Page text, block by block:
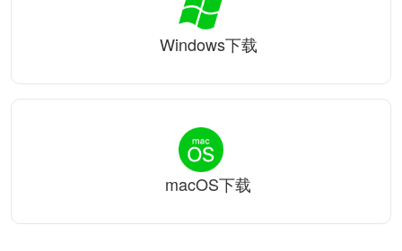
Windows下载
macOS下载